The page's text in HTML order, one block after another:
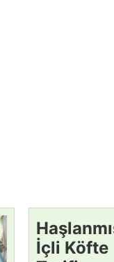
İçli Köfte